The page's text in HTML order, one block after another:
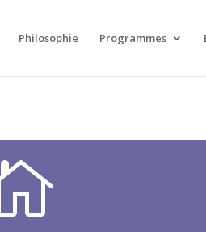
Philosophie Programmes